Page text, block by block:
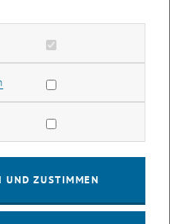
Cookies zulassen
Statistik Cookies zulassen
Cookies zulassen
UND ZUSTIMMEN